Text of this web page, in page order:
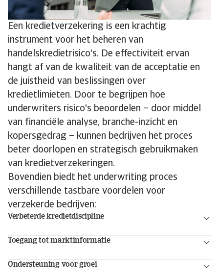
Een kredietverzekering is een krachtig
instrument voor het beheren van
handelskredietrisico's. De effectiviteit ervan
hangt af van de kwaliteit van de acceptatie en
de juistheid van beslissingen over
kredietlimieten. Door te begrijpen hoe
underwriters risico's beoordelen – door middel
van financiële analyse, branche-inzicht en
kopersgedrag – kunnen bedrijven het proces
beter doorlopen en strategisch gebruikmaken
van kredietverzekeringen.
Bovendien biedt het underwriting proces
verschillende tastbare voordelen voor
verzekerde bedrijven:
Verbeterde kredietdiscipline
Toegang tot marktinformatie
Ondersteuning voor groei